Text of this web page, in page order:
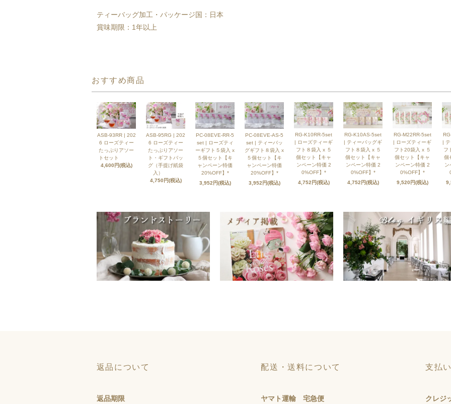
ティーバッグ加工・パッケージ国：日本
賞味期限：1年以上
おすすめ商品
ASB-93RR | 202
6 ローズティー
たっぷりアソー
トセット
4,600円(税込)
ASB-95RG | 202
6 ローズティー
たっぷりアソー
ト・ギフトバッ
グ（手提げ紙袋
入）
4,750円(税込)
PC-08EVE-RR-5
set | ローズティ
ーギフト５袋入 x
５個セット【キ
ャンペーン特価
20%OFF】*
3,952円(税込)
PC-08EVE-AS-5
set | ティーバッ
グギフト８袋入 x
５個セット【キ
ャンペーン特価
20%OFF】*
3,952円(税込)
RG-K10RR-5set
| ローズティーギ
フト８袋入 x ５
個セット【キャ
ンペーン特価 2
0%OFF】*
4,752円(税込)
RG-K10AS-5set
| ティーバッグギ
フト８袋入 x ５
個セット【キャ
ンペーン特価 2
0%OFF】*
4,752円(税込)
RG-M22RR-5set
| ローズティーギ
フト20袋入 x ５
個セット【キャ
ンペーン特価 2
0%OFF】*
9,520円(税込)
|
フ
個
ン
返品について
返品期限
配送・送料について
ヤマト運輸 宅急便
支払
クレジ